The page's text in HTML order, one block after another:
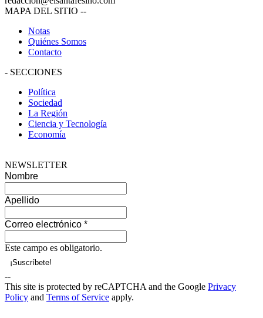
MAPA DEL SITIO --
Notas
Quiénes Somos
Contacto
- SECCIONES
Política
Sociedad
La Región
Ciencia y Tecnología
Economía
NEWSLETTER
Nombre
Apellido
Correo electrónico *
Este campo es obligatorio.
--
This site is protected by reCAPTCHA and the Google Privacy
Policy and Terms of Service apply.